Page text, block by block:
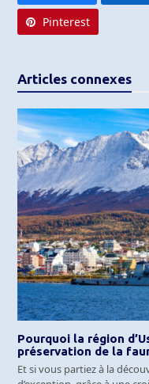
Pinterest
Articles connexes
Pourquoi la région
préservation de la
Et si vous partiez à la